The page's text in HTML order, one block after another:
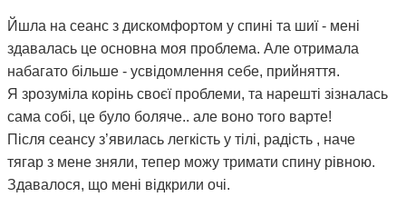
Йшла на сеанс з дискомфортом у спині та шиї - мені
здавалась це основна моя проблема. Але отримала
набагато більше - усвідомлення себе, прийняття.
Я зрозуміла корінь своєї проблеми, та нарешті зізналась
сама собі, це було боляче.. але воно того варте!
Після сеансу з’явилась легкість у тілі, радість , наче
тягар з мене зняли, тепер можу тримати спину рівною.
Здавалося, що мені відкрили очі.